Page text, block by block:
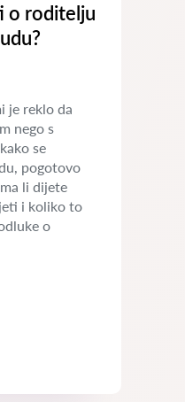
o roditelju
je reklo da
nego s
se
pogotovo
li dijete
i koliko to
o